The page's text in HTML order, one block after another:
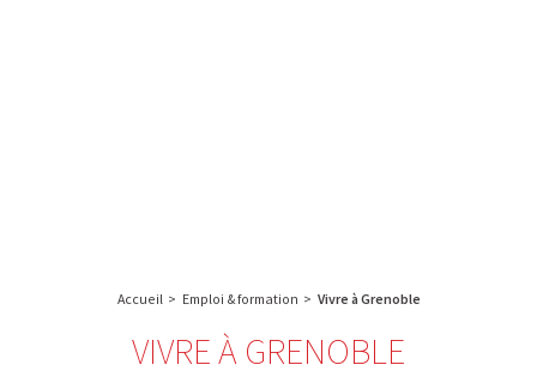
Accueil > Emploi & formation > Vivre à Grenoble
VIVRE À GRENOBLE